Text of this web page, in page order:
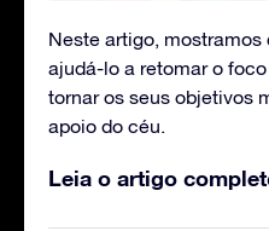
Neste artigo,
ajudá-lo a retomar o
tornar os seus objetivos
apoio do céu.
Leia o artigo